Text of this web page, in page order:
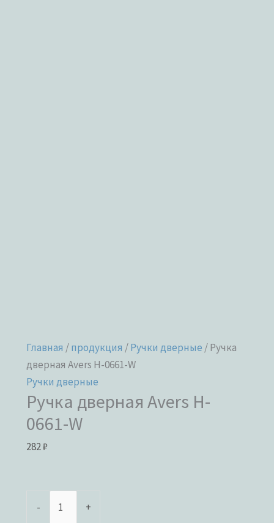
Главная /продукция /Ручки дверные / Ручка
дверная Avers H-0661-W
Ручки дверные
Ручка дверная Avers H-
0661-W
282₽
- +